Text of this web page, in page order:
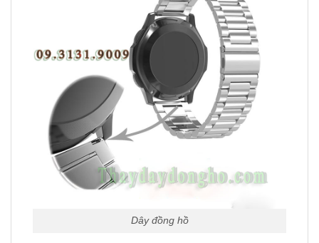
Dây đồng hồ